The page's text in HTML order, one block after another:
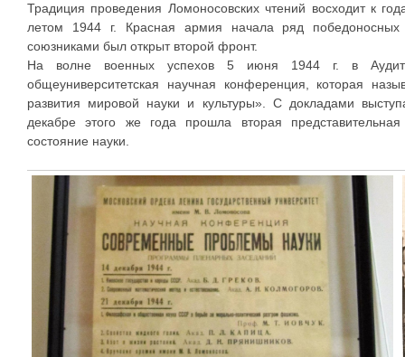
Традиция проведения Ломоносовских чтений восходит к
летом 1944 г. Красная армия начала ряд победоносных
союзниками был открыт второй фронт.
На волне военных успехов 5 июня 1944 г. в
общеуниверситетская научная конференция, которая
развития мировой науки и культуры». С докладами
декабре этого же года прошла вторая
состояние науки.